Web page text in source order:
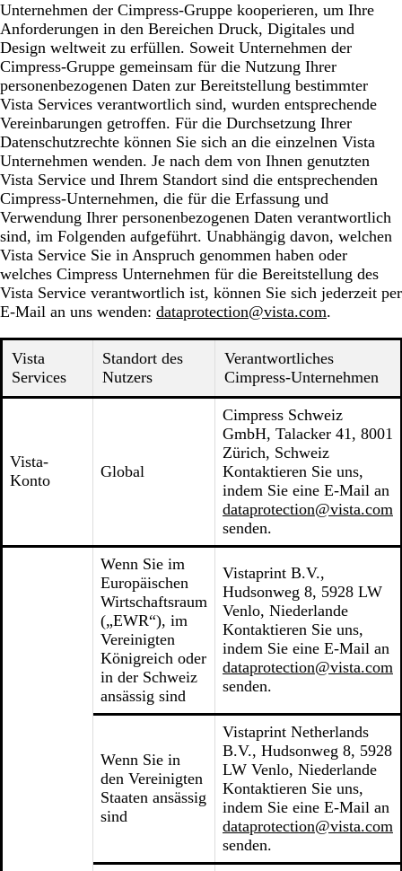
Unternehmen der Cimpress-Gruppe kooperieren, um Ihre
Anforderungen in den Bereichen Druck, Digitales und
Design weltweit zu erfüllen. Soweit Unternehmen der
Cimpress-Gruppe gemeinsam für die Nutzung Ihrer
personenbezogenen Daten zur Bereitstellung bestimmter
Vista Services verantwortlich sind, wurden entsprechende
Vereinbarungen getroffen. Für die Durchsetzung Ihrer
Datenschutzrechte können Sie sich an die einzelnen Vista
Unternehmen wenden. Je nach dem von Ihnen genutzten
Vista Service und Ihrem Standort sind die entsprechenden
Cimpress-Unternehmen, die für die Erfassung und
Verwendung Ihrer personenbezogenen Daten verantwortlich
sind, im Folgenden aufgeführt. Unabhängig davon, welchen
Vista Service Sie in Anspruch genommen haben oder
welches Cimpress Unternehmen für die Bereitstellung des
Vista Service verantwortlich ist, können Sie sich jederzeit per
E-Mail an uns wenden: dataprotection@vista.com.
Vista
Services
Standort des
Nutzers
Verantwortliches
Cimpress-Unternehmen
Vista-
Konto
Global
Cimpress Schweiz
GmbH, Talacker 41, 8001
Zürich, Schweiz
Kontaktieren Sie uns,
indem Sie eine E-Mail an
dataprotection@vista.com
senden.
Wenn Sie im
Europäischen
Wirtschaftsraum
(„EWR“), im
Vereinigten
Königreich oder
in der Schweiz
ansässig sind
Vistaprint B.V.,
Hudsonweg 8, 5928 LW
Venlo, Niederlande
Kontaktieren Sie uns,
indem Sie eine E-Mail an
dataprotection@vista.com
senden.
Wenn Sie in
den Vereinigten
Staaten ansässig
sind
Vistaprint Netherlands
B.V., Hudsonweg 8, 5928
LW Venlo, Niederlande
Kontaktieren Sie uns,
indem Sie eine E-Mail an
dataprotection@vista.com
senden.